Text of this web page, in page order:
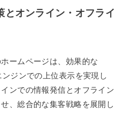
とオンライン・オフライ
ームページは、効果的な
ジンでの上位表示を実現し
ンでの情報発信とオフライン
、総合的な集客戦略を展開し